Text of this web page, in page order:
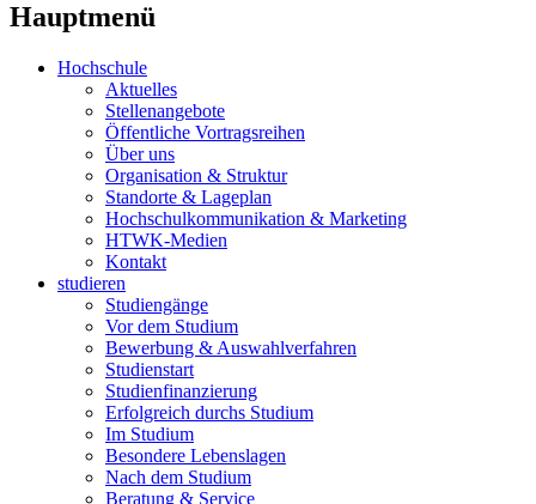
Hauptmenü
Hochschule
Aktuelles
Stellenangebote
Öffentliche Vortragsreihen
Über uns
Organisation & Struktur
Standorte & Lageplan
Hochschulkommunikation & Marketing
HTWK-Medien
Kontakt
studieren
Studiengänge
Vor dem Studium
Bewerbung & Auswahlverfahren
Studienstart
Studienfinanzierung
Erfolgreich durchs Studium
Im Studium
Besondere Lebenslagen
Nach dem Studium
Beratung & Service